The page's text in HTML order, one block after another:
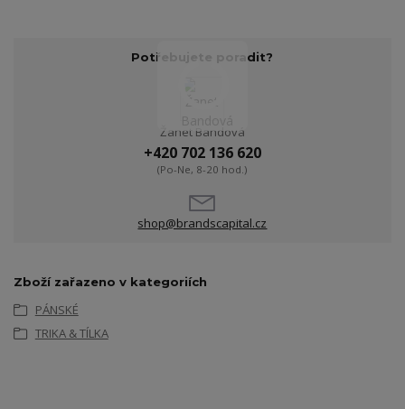
Potřebujete poradit?
Žanet Bandová
+420 702 136 620
(Po-Ne, 8-20 hod.)
shop@brandscapital.cz
Zboží zařazeno v kategoriích
PÁNSKÉ
TRIKA & TÍLKA